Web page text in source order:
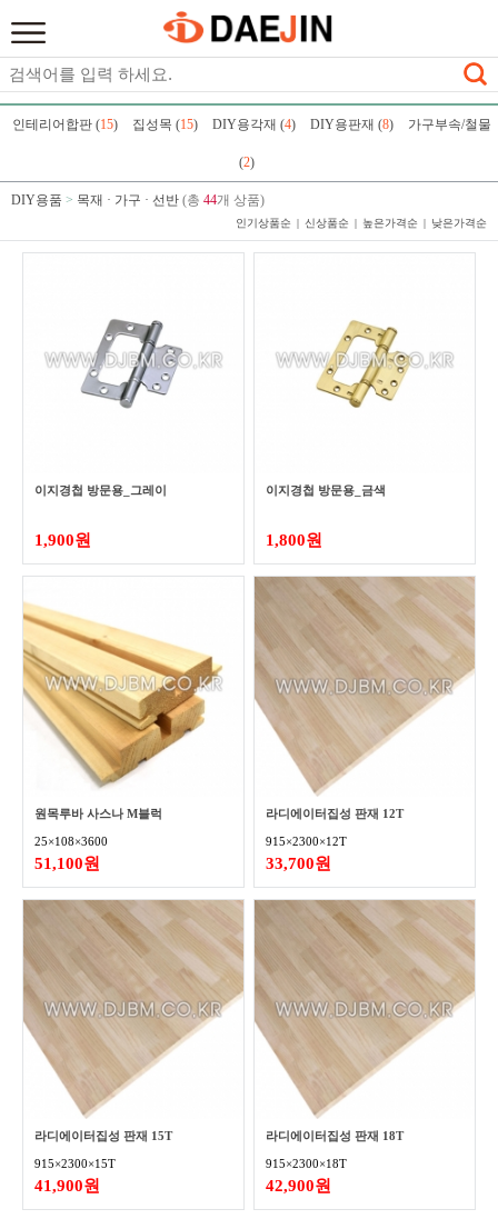
인테리어합판 (15) 집성목 (15) DIY용각재 (4) DIY용판재 (8) 가구부속/철물
(2)
DIY용품 > 목재 · 가구 · 선반 (총 44개 상품)
인기상품순 신상품순 높은가격순 낮은가격순
이지경첩 방문용_그레이
1,900원
이지경첩 방문용_금색
1,800원
원목루바 사스나 M블럭
25×108×3600
51,100원
라디에이터집성 판재 12T
915×2300×12T
33,700원
라디에이터집성 판재 15T
915×2300×15T
41,900원
라디에이터집성 판재 18T
915×2300×18T
42,900원